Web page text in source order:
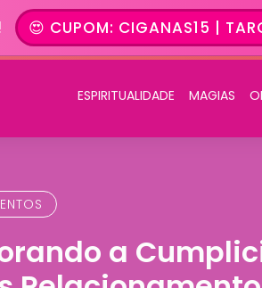
😍 CUPOM: CIGANAS15 |
ESPIRITUALIDADE MAGIAS
a